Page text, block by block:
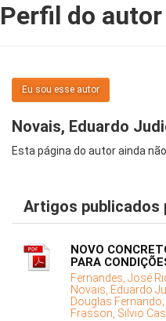
Perfil do autor
Eu sou esse autor
Novais, Eduardo
Esta página do autor ainda
Artigos publicados
NOVO
PARA
Fernandes, José
Novais, Eduardo
Douglas Fernando;
Frasson, Silvio